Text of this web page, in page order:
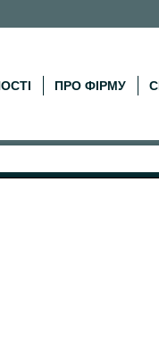
ПРО ФІРМУ